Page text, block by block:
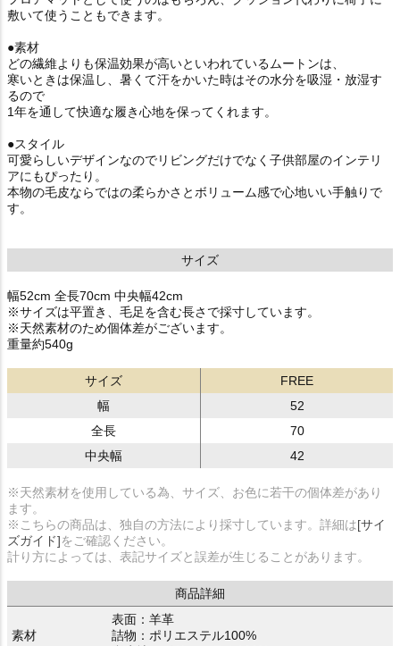
敷いて使うこともできます。
●素材
どの繊維よりも保温効果が高いといわれているムートンは、
寒いときは保温し、暑くて汗をかいた時はその水分を吸湿・放湿す
るので
1年を通して快適な履き心地を保ってくれます。
●スタイル
可愛らしいデザインなのでリビングだけでなく子供部屋のインテリ
アにもぴったり。
本物の毛皮ならではの柔らかさとボリューム感で心地いい手触りで
す。
サイズ
幅52cm 全長70cm 中央幅42cm
※サイズは平置き、毛足を含む長さで採寸しています。
※天然素材のため個体差がございます。
重量約540g
サイズ
FREE
幅
52
全長
70
中央幅
42
※天然素材を使用している為、サイズ、お色に若干の個体差があり
ます。
※こちらの商品は、独自の方法により採寸しています。詳細は[サイ
ズガイド]をご確認ください。
計り方によっては、表記サイズと誤差が生じることがあります。
商品詳細
素材
表面：羊革
詰物：ポリエステル100%